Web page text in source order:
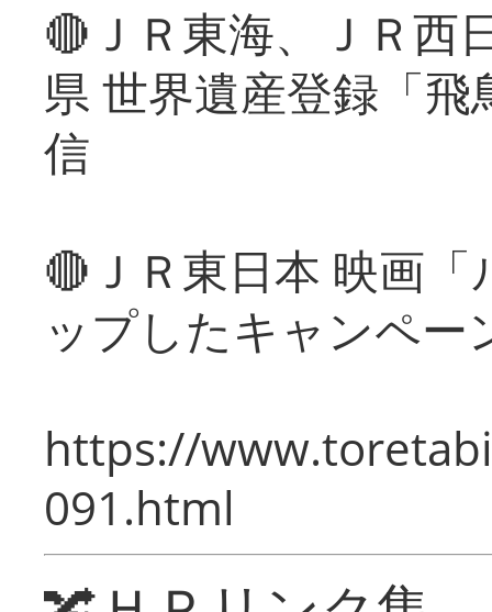
🔴ＪＲ東海、ＪＲ西
県 世界遺産登録「
信
🔴ＪＲ東日本 映画
ップしたキャンペー
https://
091.html